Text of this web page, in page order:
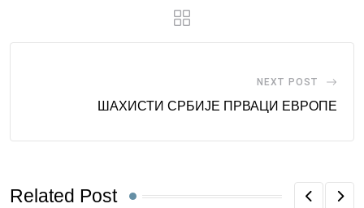
NEXT POST
ШАХИСТИ СРБИЈЕ ПРВАЦИ ЕВРОПЕ
Related Post